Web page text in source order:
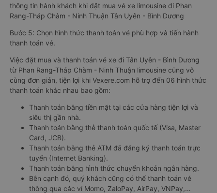
thông tin hành khách khi đặt mua vé xe limousine đi Phan
Rang-Tháp Chàm - Ninh Thuận Tân Uyên - Bình Dương
Bước 5: Chọn hình thức thanh toán vé phù hợp và tiến hành
thanh toán vé.
Việc đặt mua và thanh toán vé xe đi Tân Uyên - Bình Dương
từ Phan Rang-Tháp Chàm - Ninh Thuận limousine cũng vô
cùng đơn giản, tiện lợi khi Vexere.com hỗ trợ đến 06 hình thức
thanh toán khác nhau bao gồm:
Thanh toán bằng tiền mặt tại các cửa hàng tiện lợi và
siêu thị gần nhà.
Thanh toán bằng thẻ thanh toán quốc tế (Visa, Master
Card, JCB).
Thanh toán bằng thẻ ATM đã đăng ký thanh toán trực
tuyến (Internet Banking).
Thanh toán bằng hình thức chuyển khoản ngân hàng.
Bên cạnh đó, quý khách cũng có thể thanh toán vé
thông qua các ví Momo, ZaloPay, AirPay, VNPay,…